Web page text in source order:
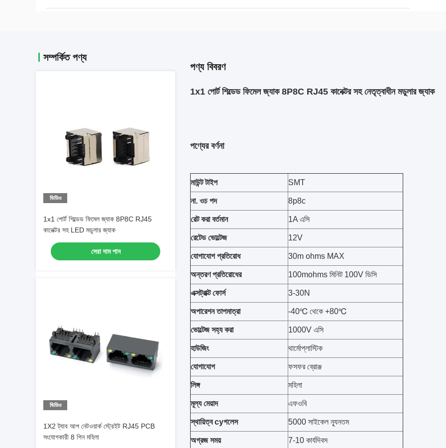
সম্পর্কিত পণ্য
ভিডিও
1x1 পোর্ট শিল্ডেড ফিমেল জ্যাক 8P8C RJ45
কানেক্টর সহ LED মডুলার জ্যাক
সেরা দাম পান
ভিডিও
1X2 ট্যাব আপ নেটওয়ার্ক স্ট্রেইট RJ45 PCB
সংযোগকারী 8 পিন মহিলা
পণ্য বিবরণ
1x1 পোর্ট শিল্ডেড ফিমেল জ্যাক 8P8C RJ45 কানেক্টর সহ নেতৃত্বাধীন মডুলার জ্যাক
পণ্যের বর্ণনা
মাউন্ট টাইপ SMT
না. ওচপদ 8p8c
রেট করা বর্তমান 1A এসি
রেটেড ভোল্টেজ 12V
যোগাযোগ প্রতিরোধ 30m ohms MAX
অন্তরণ প্রতিরোধের 100mohms মিনিট 100V ডিসি
এক্সট্রাক্ট ফোর্স 3-30N
অপারেশন তাপমাত্রা -40℃ থেকে +80℃
ভোল্টেজ সহ্য করা 1000V এসি
হাউজিং থার্মোপ্লাস্টিক
যোগাযোগ ফসফর ব্রোঞ্জ
লিঙ্গ মহিলা
মূল্য মেয়াদ এফওবি
স্থায়িত্ব cyগলেস 5000 সাইকেল ন্যূনতম
অগ্রজ সময় 7-10 কার্যদিবস